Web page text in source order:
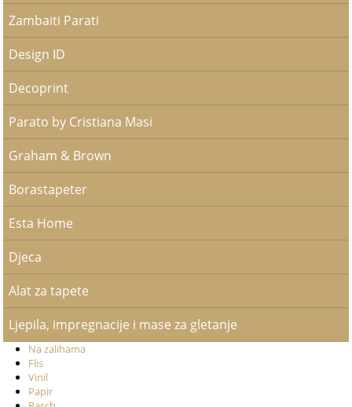
Zambaiti Parati
Design ID
Decoprint
Parato by Cristiana Masi
Graham & Brown
Borastapeter
Esta Home
Djeca
Alat za tapete
Ljepila, impregnacije i mase za gletanje
Na zalihama
Flis
Vinil
Papir